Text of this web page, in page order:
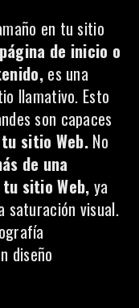
en tu sitio
de inicio o
es una
llamativo. Esto
son capaces
sitio Web. No
de una
sitio Web, ya
saturación visual.
diseño